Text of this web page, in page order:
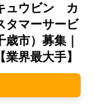
ュウビン カ
タマーサービ
市）募集｜
界最大手】